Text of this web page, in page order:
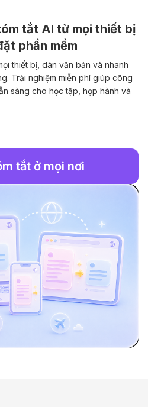
tắt AI từ mọi thiết bị
phần mềm
thiết bị, dán văn bản và nhanh
Trải nghiệm miễn phí giúp công
sàng cho học tập, họp hành và
tắt ở mọi nơi